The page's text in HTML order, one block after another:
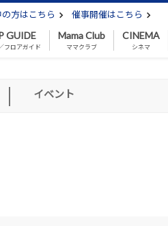
方はこちら 催事開催はこちら
GUIDE
フロアガイド
Mama Club
ママクラブ
CINEMA
シネマ
| イベント